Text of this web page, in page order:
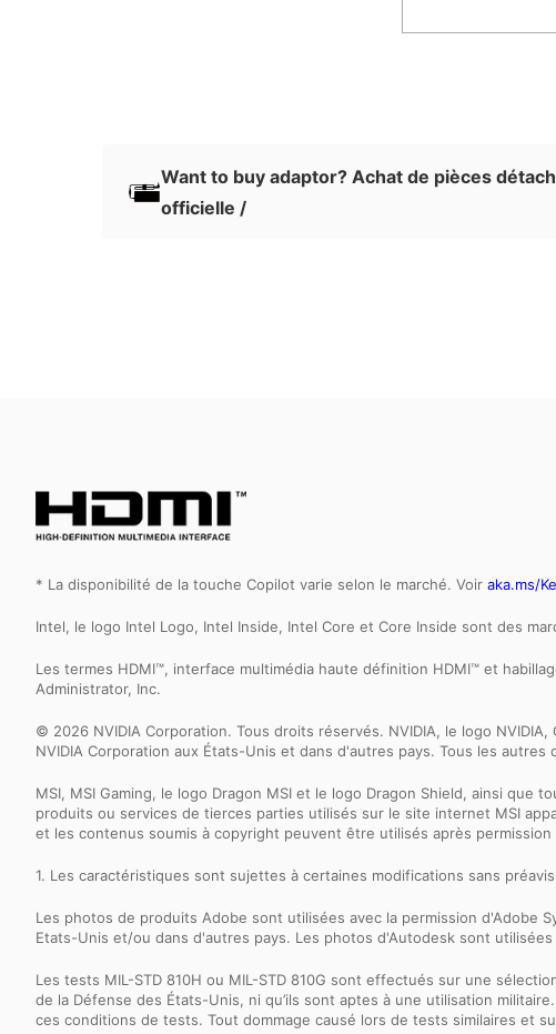
Want to buy adaptor? Achat de pièces
officielle /
* La disponibilité de la touche Copilot varie selon le marché. Voir aka.ms/
Intel, le logo Intel Logo, Intel Inside, Intel Core et Core Inside sont des
Les termes HDMI™, interface multimédia haute définition HDMI™ et
Administrator, Inc.
© 2026 NVIDIA Corporation. Tous droits réservés. NVIDIA, le logo
NVIDIA Corporation aux États-Unis et dans d'autres pays. Tous les
MSI, MSI Gaming, le logo Dragon MSI et le logo Dragon Shield, ainsi
produits ou services de tierces parties utilisés sur le site internet MSI
et les contenus soumis à copyright peuvent être utilisés après
1. Les caractéristiques sont sujettes à certaines modifications sans
Les photos de produits Adobe sont utilisées avec la permission d'Adobe
Etats-Unis et/ou dans d'autres pays. Les photos d'Autodesk sont
Les tests MIL-STD 810H ou MIL-STD 810G sont effectués sur une
de la Défense des États-Unis, ni qu’ils sont aptes à une utilisation
ces conditions de tests. Tout dommage causé lors de tests similaires et